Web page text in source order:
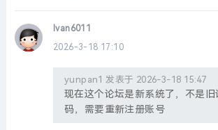
Ivan6011
2026-3-18 17:10
yunpan1 发表于 2026-3-18 15:47
现在这个论坛是新系统了，不是旧
码，需要重新注册账号